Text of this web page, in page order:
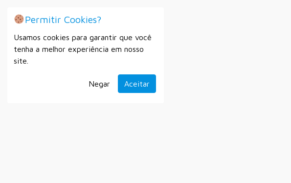
Permitir Cookies?
Usamos cookies para garantir que você
tenha a melhor experiência em nosso
site.
Negar Aceitar